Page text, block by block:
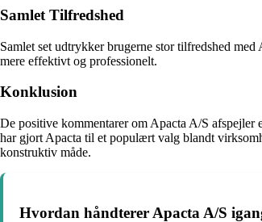
Samlet Tilfredshed
Samlet set udtrykker brugerne stor tilfredshed
mere effektivt og professionelt.
Konklusion
De positive kommentarer om Apacta A/S afspejler
har gjort Apacta til et populært valg blandt
konstruktiv måde.
Hvordan håndterer Apacta A/S